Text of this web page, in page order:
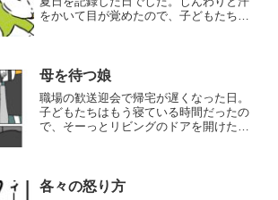
をかいて目が覚めたので、子どもたちの
ルケットだけかけておき...
母を待つ娘
職場の歓送迎会で帰宅が遅くなった日。
子どもたちはもう寝ている時間だったの
で、そーっとリビングのドアを開けたと
ら おこして」と張り紙が...
各々の怒り方